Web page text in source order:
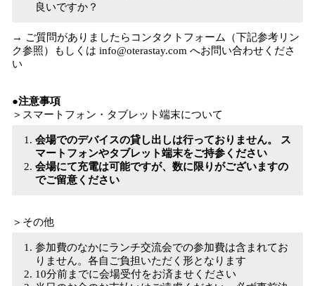
良いですか？
→ ご質問がありましたらコンタクトフォーム（下記参考リン
ク参照）もしくは info@oterastay.com へお問い合わせくださ
い
●注意事項
＞スマートフォン・タブレット端末について
会場でのデバイスの貸し出しは行っておりません。 ス
マートフォンやタブレット端末をご持参ください
会場にて充電は可能ですが、数に限りがございますの
でご留意ください
＞その他
参加費のなかにランチ交流会での参加費は含まれてお
りません。各自ご負担いただく形となります
10分前までに会場受付をお済ませください